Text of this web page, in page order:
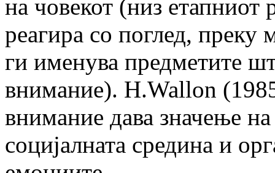
на човекот (низ етапниот
реагира со поглед, преку
ги именува предметите
внимание). H.Wallon
внимание дава значење
социјалната средина и